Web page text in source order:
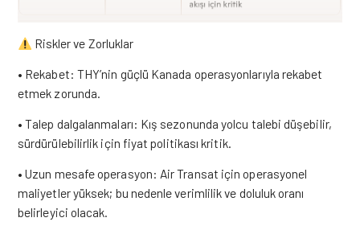
Riskler ve Zorluklar
• Rekabet: THY’nin güçlü Kanada operasyonlarıyla rekabet
etmek zorunda.
• Talep dalgalanmaları: Kış sezonunda yolcu talebi düşebilir,
sürdürülebilirlik için fiyat politikası kritik.
• Uzun mesafe operasyon: Air Transat için operasyonel
maliyetler yüksek; bu nedenle verimlilik ve doluluk oranı
belirleyici olacak.